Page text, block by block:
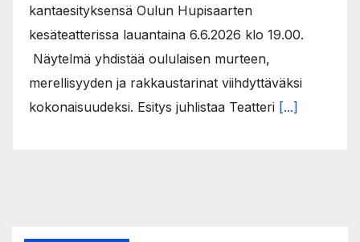
kantaesityksensä Oulun Hupisaarten
kesäteatterissa lauantaina 6.6.2026 klo 19.00.
Näytelmä yhdistää oululaisen murteen,
merellisyyden ja rakkaustarinat viihdyttäväksi
kokonaisuudeksi. Esitys juhlistaa Teatteri [...]